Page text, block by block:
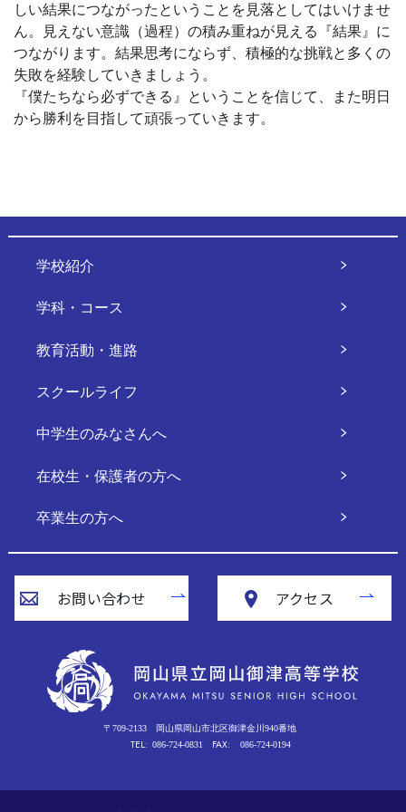
しい結果につながったということを見落としてはいけませ
ん。見えない意識（過程）の積み重ねが見える『結果』に
つながります。結果思考にならず、積極的な挑戦と多くの
失敗を経験していきましょう。
『僕たちなら必ずできる』ということを信じて、また明日
から勝利を目指して頑張っていきます。
学校紹介
学科・コース
教育活動・進路
スクールライフ
中学生のみなさんへ
在校生・保護者の方へ
卒業生の方へ
お問い合わせ アクセス
〒709-2133 岡山県岡山市北区御津金川940番地
TEL: 086-724-0831 FAX: 086-724-0194